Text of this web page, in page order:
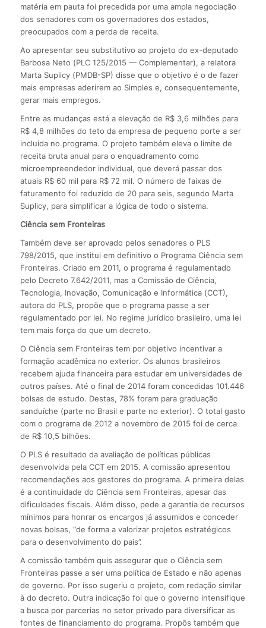
matéria em pauta foi precedida por uma ampla negociação
dos senadores com os governadores dos estados,
preocupados com a perda de receita.
Ao apresentar seu substitutivo ao projeto do ex-deputado
Barbosa Neto (PLC 125/2015 — Complementar), a relatora
Marta Suplicy (PMDB-SP) disse que o objetivo é o de fazer
mais empresas aderirem ao Simples e, consequentemente,
gerar mais empregos.
Entre as mudanças está a elevação de R$ 3,6 milhões para
R$ 4,8 milhões do teto da empresa de pequeno porte a ser
incluída no programa. O projeto também eleva o limite de
receita bruta anual para o enquadramento como
microempreendedor individual, que deverá passar dos
atuais R$ 60 mil para R$ 72 mil. O número de faixas de
faturamento foi reduzido de 20 para seis, segundo Marta
Suplicy, para simplificar a lógica de todo o sistema.
Ciência sem Fronteiras
Também deve ser aprovado pelos senadores o PLS
798/2015, que institui em definitivo o Programa Ciência sem
Fronteiras. Criado em 2011, o programa é regulamentado
pelo Decreto 7.642/2011, mas a Comissão de Ciência,
Tecnologia, Inovação, Comunicação e Informática (CCT),
autora do PLS, propõe que o programa passe a ser
regulamentado por lei. No regime jurídico brasileiro, uma lei
tem mais força do que um decreto.
O Ciência sem Fronteiras tem por objetivo incentivar a
formação acadêmica no exterior. Os alunos brasileiros
recebem ajuda financeira para estudar em universidades de
outros países. Até o final de 2014 foram concedidas 101.446
bolsas de estudo. Destas, 78% foram para graduação
sanduíche (parte no Brasil e parte no exterior). O total gasto
com o programa de 2012 a novembro de 2015 foi de cerca
de R$ 10,5 bilhões.
O PLS é resultado da avaliação de políticas públicas
desenvolvida pela CCT em 2015. A comissão apresentou
recomendações aos gestores do programa. A primeira delas
é a continuidade do Ciência sem Fronteiras, apesar das
dificuldades fiscais. Além disso, pede a garantia de recursos
mínimos para honrar os encargos já assumidos e conceder
novas bolsas, “de forma a valorizar projetos estratégicos
para o desenvolvimento do país”.
A comissão também quis assegurar que o Ciência sem
Fronteiras passe a ser uma política de Estado e não apenas
de governo. Por isso sugeriu o projeto, com redação similar
à do decreto. Outra indicação foi que o governo intensifique
a busca por parcerias no setor privado para diversificar as
fontes de financiamento do programa. Propôs também que